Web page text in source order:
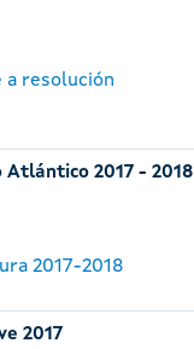
a resolución
Atlántico 2017 - 2018
2017-2018
2017